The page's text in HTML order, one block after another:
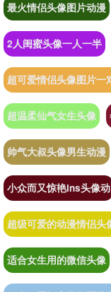
最火情侣头像图片动漫
2人闺蜜头像一人一半
超可爱情侣头像图片一
超温柔仙气女生头像
帅气大叔头像男生动漫
小众而又惊艳ins头像动
超级可爱的动漫情侣头
适合女生用的微信头像